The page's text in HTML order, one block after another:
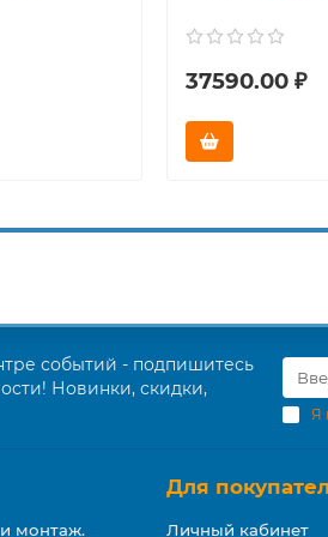
37590.00 ₽
событий - подпишитесь
Новинки, скидки,
Я
и монтаж.
Для
Личный кабинет